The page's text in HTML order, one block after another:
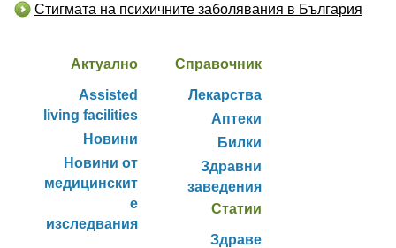
Стигмата на психичните заболявания в България
Актуално
Assisted
living facilities
Новини
Новини от
медицинскит
е
изследвания
Справочник
Лекарства
Аптеки
Билки
Здравни
заведения
Статии
Здраве